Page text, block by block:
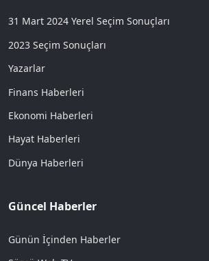
31 Mart 2024 Yerel Seçim Sonuçları
2023 Seçim Sonuçları
Yazarlar
Finans Haberleri
Ekonomi Haberleri
Hayat Haberleri
Dünya Haberleri
Güncel Haberler
Günün İçinden Haberler